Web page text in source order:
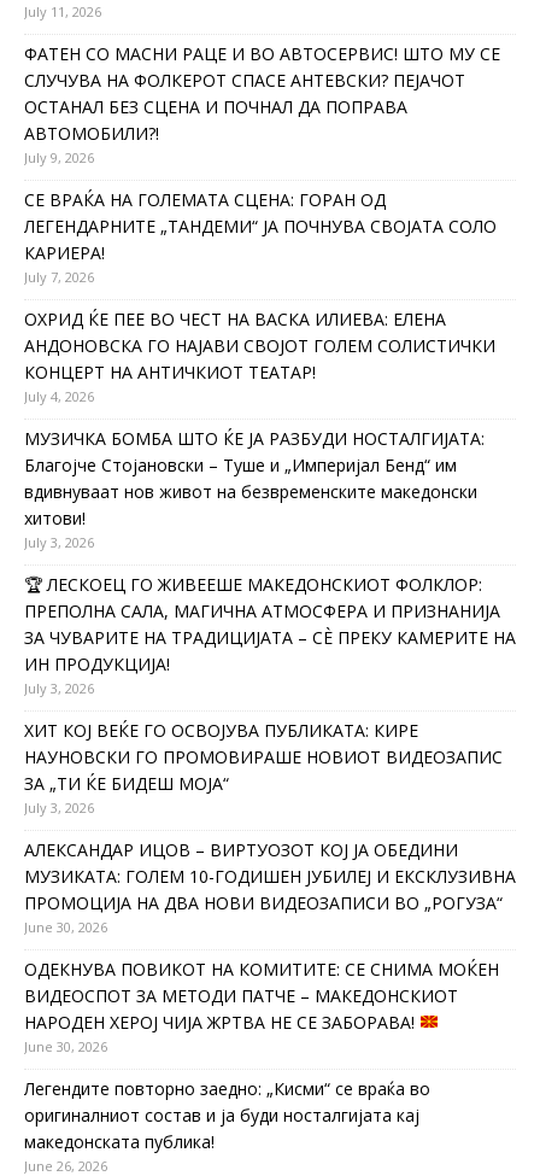
July 11, 2026
ФАТЕН СО МАСНИ РАЦЕ И ВО АВТОСЕРВИС! ШТО МУ СЕ
СЛУЧУВА НА ФОЛКЕРОТ СПАСЕ АНТЕВСКИ? ПЕЈАЧОТ
ОСТАНАЛ БЕЗ СЦЕНА И ПОЧНАЛ ДА ПОПРАВА
АВТОМОБИЛИ?!
July 9, 2026
СЕ ВРАЌА НА ГОЛЕМАТА СЦЕНА: ГОРАН ОД
ЛЕГЕНДАРНИТЕ „ТАНДЕМИ“ ЈА ПОЧНУВА СВОЈАТА СОЛО
КАРИЕРА!
July 7, 2026
ОХРИД ЌЕ ПЕЕ ВО ЧЕСТ НА ВАСКА ИЛИЕВА: ЕЛЕНА
АНДОНОВСКА ГО НАЈАВИ СВОЈОТ ГОЛЕМ СОЛИСТИЧКИ
КОНЦЕРТ НА АНТИЧКИОТ ТЕАТАР!
July 4, 2026
МУЗИЧКА БОМБА ШТО ЌЕ ЈА РАЗБУДИ НОСТАЛГИЈАТА:
Благојче Стојановски – Туше и „Империјал Бенд“ им
вдивнуваат нов живот на безвременските македонски
хитови!
July 3, 2026
🏆 ЛЕСКОЕЦ ГО ЖИВЕЕШЕ МАКЕДОНСКИОТ ФОЛКЛОР:
ПРЕПОЛНА САЛА, МАГИЧНА АТМОСФЕРА И ПРИЗНАНИЈА
ЗА ЧУВАРИТЕ НА ТРАДИЦИЈАТА – СÈ ПРЕКУ КАМЕРИТЕ НА
ИН ПРОДУКЦИЈА!
July 3, 2026
ХИТ КОЈ ВЕЌЕ ГО ОСВОЈУВА ПУБЛИКАТА: КИРЕ
НАУНОВСКИ ГО ПРОМОВИРАШЕ НОВИОТ ВИДЕОЗАПИС
ЗА „ТИ ЌЕ БИДЕШ МОЈА“
July 3, 2026
АЛЕКСАНДАР ИЦОВ – ВИРТУОЗОТ КОЈ ЈА ОБЕДИНИ
МУЗИКАТА: ГОЛЕМ 10-ГОДИШЕН ЈУБИЛЕЈ И ЕКСКЛУЗИВНА
ПРОМОЦИЈА НА ДВА НОВИ ВИДЕОЗАПИСИ ВО „РОГУЗА“
June 30, 2026
ОДЕКНУВА ПОВИКОТ НА КОМИТИТЕ: СЕ СНИМА МОЌЕН
ВИДЕОСПОТ ЗА МЕТОДИ ПАТЧЕ – МАКЕДОНСКИОТ
НАРОДЕН ХЕРОЈ ЧИЈА ЖРТВА НЕ СЕ ЗАБОРАВА!
June 30, 2026
Легендите повторно заедно: „Кисми“ се враќа во
оригиналниот состав и ја буди носталгијата кај
македонската публика!
June 26, 2026